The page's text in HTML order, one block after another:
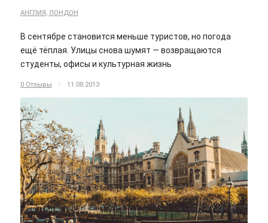
АНГЛИЯ , ЛОНДОН
В сентябре становится меньше туристов, но погода
ещё тёплая. Улицы снова шумят — возвращаются
студенты, офисы и культурная жизнь
0 Отзывы / 11.08.2013